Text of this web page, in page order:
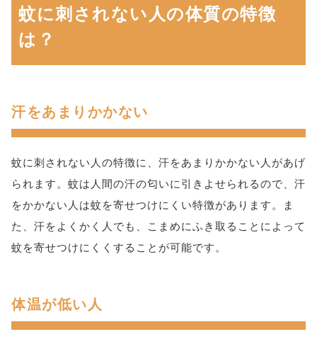
蚊に刺されない人の体質の特徴
は？
汗をあまりかかない
蚊に刺されない人の特徴に、汗をあまりかかない人があげ
られます。蚊は人間の汗の匂いに引きよせられるので、汗
をかかない人は蚊を寄せつけにくい特徴があります。ま
た、汗をよくかく人でも、こまめにふき取ることによって
蚊を寄せつけにくくすることが可能です。
体温が低い人